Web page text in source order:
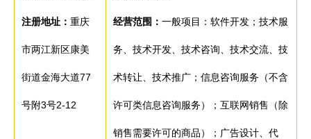
注册地址： 重庆
市两江新区康美
街道金海大道77
号附3号2-12
经营范围： 一般项目：软件开发；技术服
务、技术开发、技术咨询、技术交流、技
术转让、技术推广；信息咨询服务（不含
许可类信息咨询服务）；互联网销售（除
销售需要许可的商品）；广告设计、代